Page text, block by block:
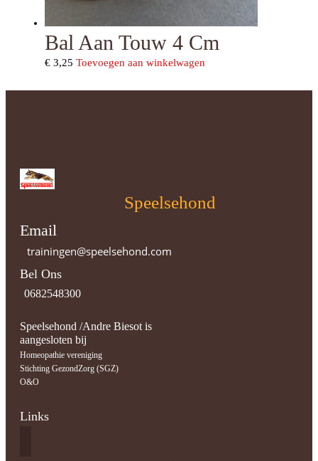
Bal Aan Touw 4 Cm
€ 3,25 Toevoegen aan winkelwagen
Speelsehond
Email
trainingen@speelsehond.com
Bel Ons
0682548300
Speelsehond /Andre Biesot is
aangesloten bij
Homeopathie vereniging
Stichting GezondZorg (SGZ)
O&O
Links